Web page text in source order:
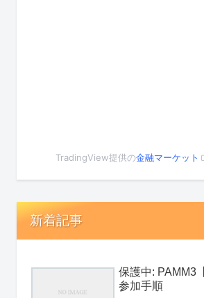
TradingView提供の金融マーケット
新着記事
保護中: PAMM3
参加手順